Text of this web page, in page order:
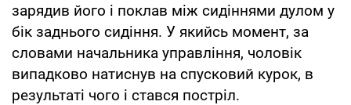
зарядив його і поклав між сидіннями дулом у
бік заднього сидіння. У якийсь момент, за
словами начальника управління, чоловік
випадково натиснув на спусковий курок, в
результаті чого і стався постріл.